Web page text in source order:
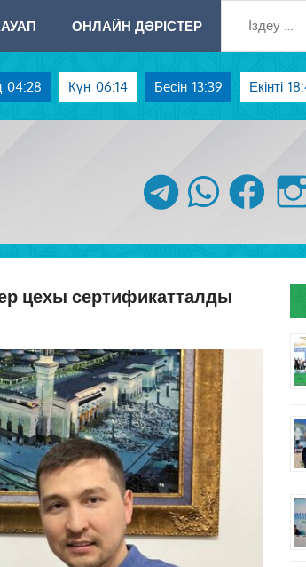
ОНЛАЙН ДӘРІСТЕР
04:28 Күн 06:14 Бесін 13:39 Екінті
telegram whatsapp
цехы сертификатталды